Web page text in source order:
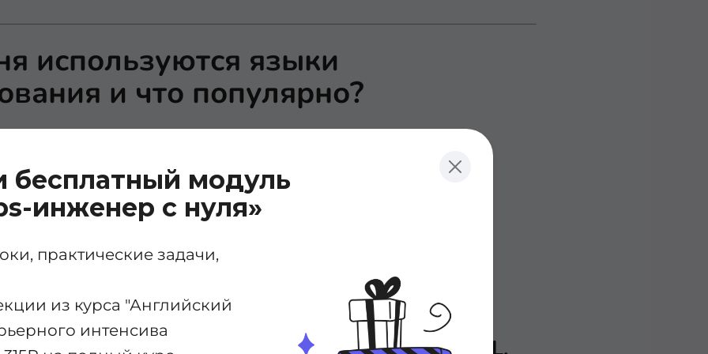
бесплатный модуль
инженер с нуля»
практические задачи,
из курса "Английский
интенсива
используются языки
и что популярно?
Swift, Java, JavaScript, Object-C
C, C ++
Go
обучение:Python, R, Clojure, Julia